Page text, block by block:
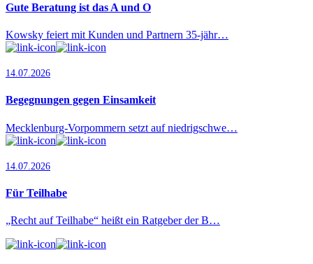
Gute Beratung ist das A und O
Kowsky feiert mit Kunden und Partnern 35-jähr…
14.07.2026
Begegnungen gegen Einsamkeit
Mecklenburg-Vorpommern setzt auf niedrigschwe…
14.07.2026
Für Teilhabe
„Recht auf Teilhabe“ heißt ein Ratgeber der B…